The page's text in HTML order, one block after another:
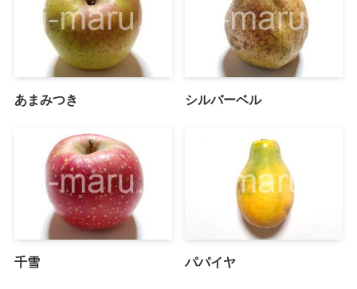
あまみつき シルバーベル
千雪 パパイヤ